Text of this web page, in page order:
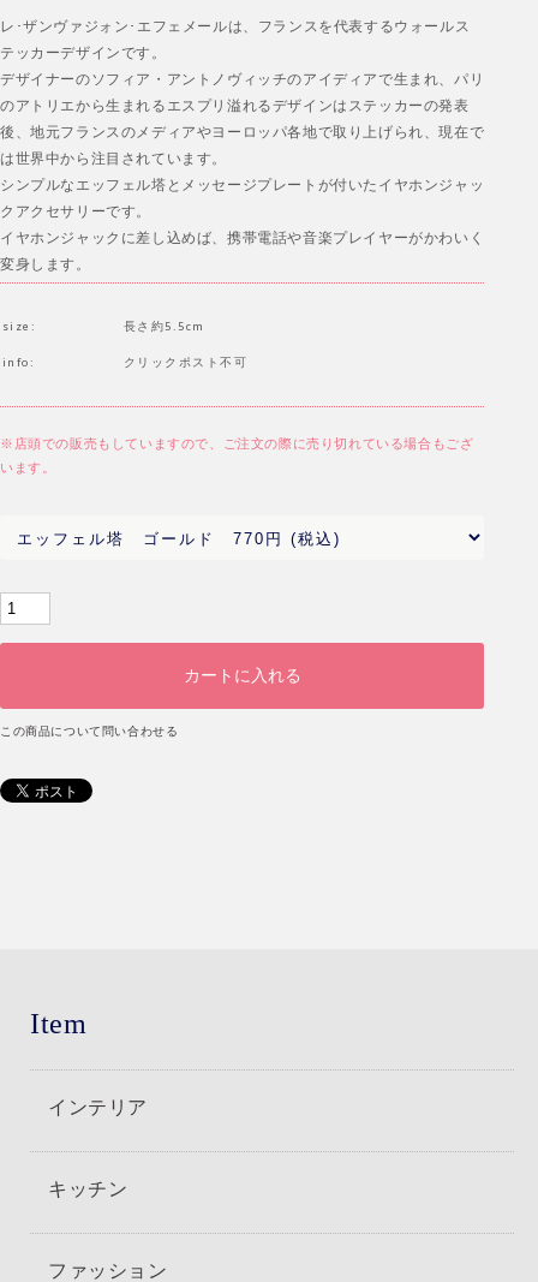
レ･ザンヴァジォン･エフェメールは、フランスを代表するウォールス
テッカーデザインです。
デザイナーのソフィア・アントノヴィッチのアイディアで生まれ、パリ
のアトリエから生まれるエスプリ溢れるデザインはステッカーの発表
後、地元フランスのメディアやヨーロッパ各地で取り上げられ、現在で
は世界中から注目されています。
シンプルなエッフェル塔とメッセージプレートが付いたイヤホンジャッ
クアクセサリーです。
イヤホンジャックに差し込めば、携帯電話や音楽プレイヤーがかわいく
変身します。
size: 長さ約5.5cm
info: クリックポスト不可
※店頭での販売もしていますので、ご注文の際に売り切れている場合もござ
います。
この商品について問い合わせる
Item
インテリア
キッチン
ファッション